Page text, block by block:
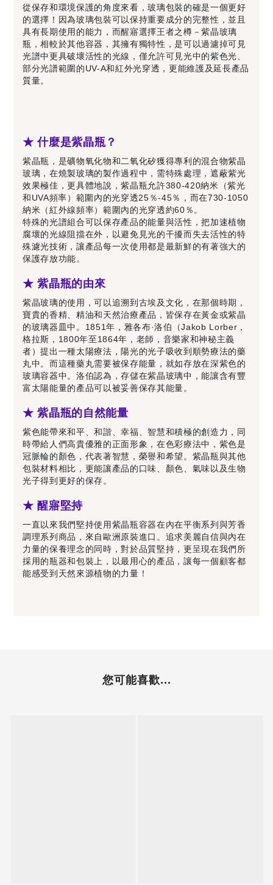
從保存和環境保護的角度來看，玻璃包裝的確是一個更好
的選擇！因為玻璃包裝可以保持重要成分的完整性，並且
具有長期使用的能力，而醒寤選擇王者之樽－紫晶玻璃
瓶，相較於其他容器，其擁有獨特性，是可以過濾掉可見
光譜中更具破壞活性的光線，僅允許可見光中的紫色光、
部分光譜範圍的UV-A和紅外光穿透，更能維護及延長產品
質量。
★ 什麼是紫晶瓶？
紫晶瓶，是礦物氧化物和二氧化矽獲得專利的混合物紫晶
玻璃，在燒製玻璃的製作過程中，需特殊處理，遮蔽紫光
效果極佳，更具體地說，紫晶瓶允許380-420納米（紫光
和UVA頻率）範圍內的光穿透25％-45％，而在730-1050
納米（紅外線頻率）範圍內的光穿透約60％。
特殊的光譜組合可以保存產品的能量與活性，把加速植物
腐壞的光線阻擋在外，以避免見光的干擾而失去活性的特
殊濾光技術，讓產品每一次使用都是最新鮮的有著強大的
保護存放功能。
★ 紫晶瓶的由來
紫晶玻璃的使用，可以追溯到古埃及文化，在那個時期，
寶貴的香精、精油和天然治療產品，皆保存在黃金或紫晶
的玻璃器皿中。1851年，雅各布·洛伯（Jakob Lorber，
格拉斯，1800年至1864年，老師，音樂家和神秘主義
者）提出一種太陽療法，陽光的光子吸收到順勢療法的藥
丸中。而這種藥丸需要被保存能量，就如存放在深紫色的
玻璃容器中。洛伯認為，存儲在紫晶玻璃中，能讓含有豐
富太陽能量的產品可以被妥善保存其能量。
★ 紫晶瓶的自然能量
紫色能帶來和平、和諧、幸福、智慧和積極的創造力，同
時帶給人們高貴優雅的正面形象，在色彩療法中，紫色是
冠脈輪的顏色，代表著智慧，榮譽和希望。紫晶瓶與其他
包裝材料相比，更能讓產品的口味、顏色、氣味以及生物
光子得到更好的保存。
★ 醒寤堅持
一直以來我們堅持使用紫晶瓶容器在內在平衡系列與芳香
調理系列商品，來自歐洲原裝進口。追求美麗自信與內在
力量的保養理念的同時，對於品質堅持，更呈現在我們所
採用的瓶器和包裝上，以最用心的產品，讓每一個顧客都
能感受到天然來源植物的力量！
您可能喜歡...